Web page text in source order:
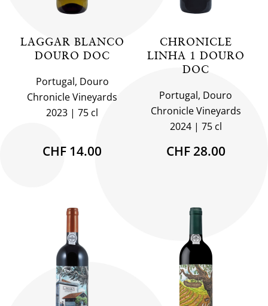
LAGGAR BLANCO
DOURO DOC
Portugal, Douro
Chronicle Vineyards
2023
75 cl
CHF 14.00
CHRONICLE
LINHA 1 DOURO
DOC
Portugal, Douro
Chronicle Vineyards
2024
75 cl
CHF 28.00